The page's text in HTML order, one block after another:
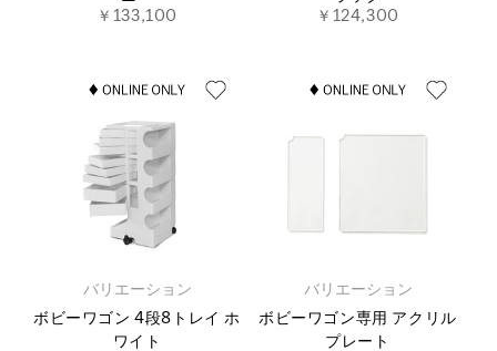
￥133,100
￥124,300
バリエーション
ボビーワゴン 4段8トレイ ホ
ワイト
バリエーション
ボビーワゴン専用 アクリル
プレート